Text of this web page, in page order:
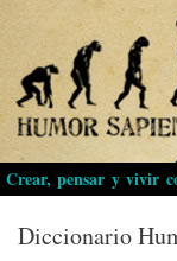
Crear, pensar y vivir
Diccionario